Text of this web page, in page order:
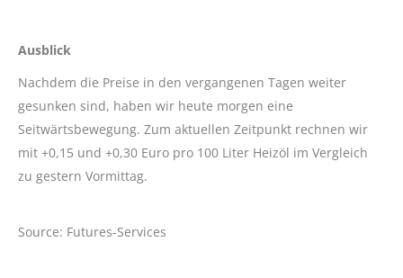
Ausblick
Nachdem die Preise in den vergangenen Tagen weiter
gesunken sind, haben wir heute morgen eine
Seitwärtsbewegung. Zum aktuellen Zeitpunkt rechnen wir
mit +0,15 und +0,30 Euro pro 100 Liter Heizöl im Vergleich
zu gestern Vormittag.
Source: Futures-Services